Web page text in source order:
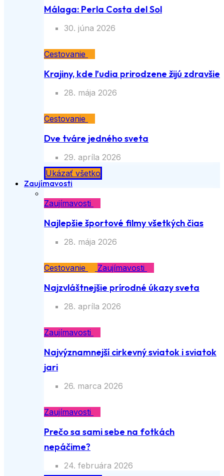
Málaga: Perla Costa del Sol
30. júna 2026
Cestovanie
Krajiny, kde ľudia prirodzene žijú zdravšie
28. mája 2026
Cestovanie
Dve tváre jedného sveta
29. apríla 2026
Ukázať všetko
Zaujímavosti
Zaujímavosti
Najlepšie športové filmy všetkých čias
28. mája 2026
Cestovanie Zaujímavosti
Najzvláštnejšie prírodné úkazy sveta
28. apríla 2026
Zaujímavosti
Najvýznamnejší cirkevný sviatok i sviatok
jari
26. marca 2026
Zaujímavosti
Prečo sa sami sebe na fotkách
nepáčime?
24. februára 2026